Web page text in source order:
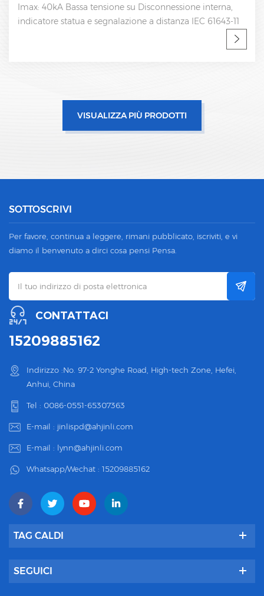
Imax: 40kA Bassa tensione su Disconnessione interna,
indicatore statua e segnalazione a distanza IEC 61643-11
VISUALIZZA PIÙ PRODOTTI
SOTTOSCRIVI
Per favore, continua a leggere, rimani pubblicato, iscriviti, e vi
diamo il benvenuto a dirci cosa pensi Pensa.
CONTATTACI
15209885162
Indirizzo :No. 97-2 Yonghe Road, High-tech Zone, Hefei,
Anhui, China
Tel : 0086-0551-65307363
E-mail : jinlispd@ahjinli.com
E-mail : lynn@ahjinli.com
Whatsapp/Wechat : 15209885162
TAG CALDI
SEGUICI